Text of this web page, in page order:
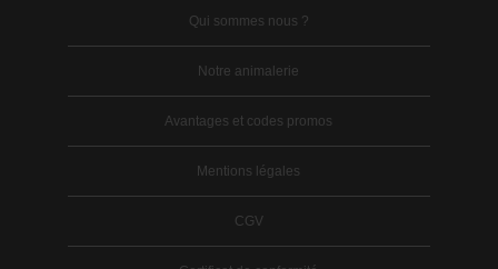
Qui sommes nous ?
Notre animalerie
Avantages et codes promos
Mentions légales
CGV